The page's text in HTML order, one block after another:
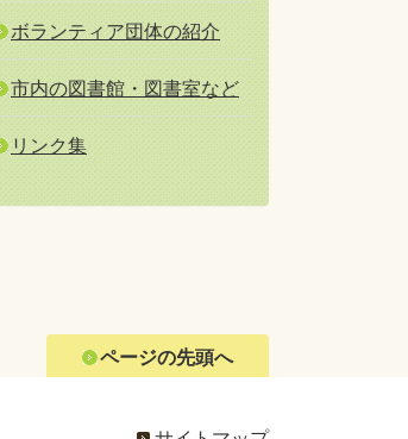
ボランティア団体の紹介
市内の図書館・図書室など
リンク集
ページの先頭へ